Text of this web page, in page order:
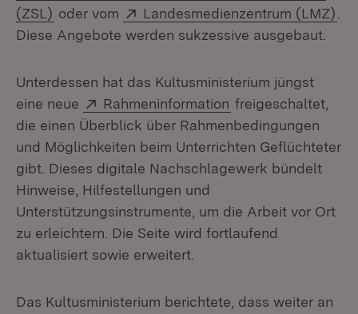
(ZSL) (Öffnet in neuem Fenster)
oder vom Extern:
Landesmedienzentrum (LMZ)
Diese Angebote werden sukzessive ausgebaut.
Unterdessen hat das Kultusministerium jüngst
eine neue
Extern:
Rahmeninformation (Öffnet in neuem
freigeschaltet,
die einen Überblick über Rahmenbedingungen
und Möglichkeiten beim Unterrichten Geflüchteter
gibt. Dieses digitale Nachschlagewerk bündelt
Hinweise, Hilfestellungen und
Unterstützungsinstrumente, um die Arbeit vor Ort
zu erleichtern. Die Seite wird fortlaufend
aktualisiert sowie erweitert.
Das Kultusministerium berichtete, dass weiter an